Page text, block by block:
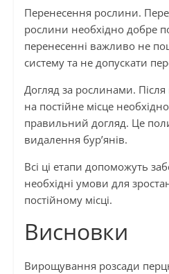
Перенесення рослини.
рослини необхідно добре
перенесенні важливо не
систему та не допускати
Догляд за рослинами.
на постійне місце
правильний догляд. Це
видалення бур’янів.
Всі ці етапи допоможуть
необхідні умови для
постійному місці.
Висновки
Вирощування розсади